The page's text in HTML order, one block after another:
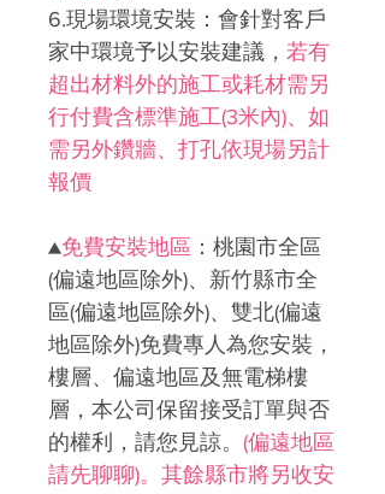
6.現場環境安裝：會針對客戶
家中環境予以安裝建議， 若有
超出材料外的施工或耗材需另
行付費含標準施工(3米內)、如
需另外鑽牆、打孔依現場另計
報價
▲免費安裝地區 ： 桃園市全區
(偏遠地區除外)、新竹縣市全
區(偏遠地區除外)、雙北(偏遠
地區除外)免費專人為您安裝，
樓層、偏遠地區及無電梯樓
層，本公司保留接受訂單與否
的權利，請您見諒。 (偏遠地區
請先聊聊)。其餘縣市將另收安